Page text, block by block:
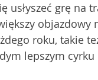
usłyszeć grę na
roku, takie
lepszym